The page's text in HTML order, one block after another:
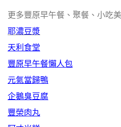
更多豐原早午餐、聚餐、小吃
耶濃豆漿
天利食堂
豐原早午餐懶人包
元氣當歸鴨
企鵝臭豆腐
豐榮肉丸